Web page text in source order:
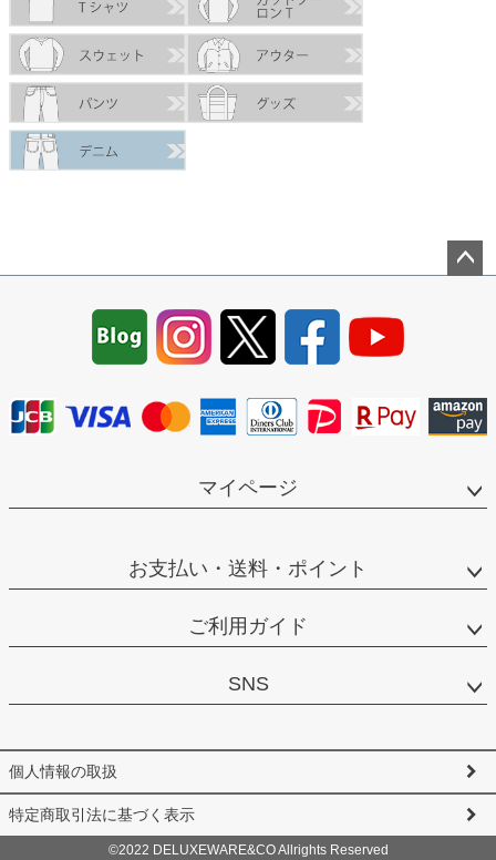
マイページ
お支払い・送料・ポイント
ご利用ガイド
SNS
個人情報の取扱
特定商取引法に基づく表示
©2022 DELUXEWARE&CO Allrights Reserved